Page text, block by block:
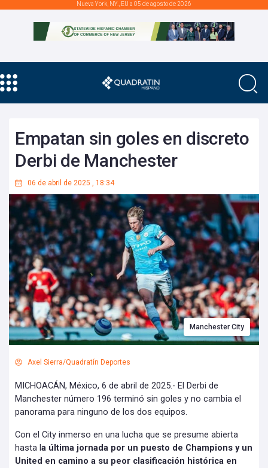
Nueva York, NY., EU a 05 de agosto de 2026
Empatan sin goles en discreto
Derbi de Manchester
06 de abril de 2025 , 18:34
Manchester City
Axel Sierra/Quadratín Deportes
MICHOACÁN, México, 6 de abril de 2025.- El Derbi de
Manchester número 196 terminó sin goles y no cambia el
panorama para ninguno de los dos equipos.
Con el City inmerso en una lucha que se presume abierta
hasta l a última jornada por un puesto de Champions y un
United en camino a su peor clasificación histórica en